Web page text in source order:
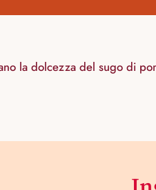
la dolcezza del sugo di